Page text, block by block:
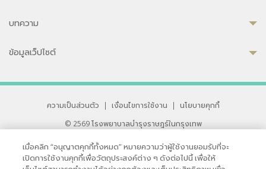
บทความ
ข้อมูลเว็ปไซต์
ความเป็นส่วนตัว | เงื่อนไขการใช้งาน |
นโยบายคุกกี้
© 2569 โรงพยาบาลบำรุงราษฎร์ในกรุงเทพ
33 สุขุมวิท ซอย 3 เขตวัฒนา กรุงเทพ 10110 ประเทศไทย
หากท่านมีข้อคิดเห็นหรือปัญหาในการใช้เว็บไซต์ของเรา
เมื่อคลิก “อนุญาตคุกกี้ทั้งหมด” หมายความว่าผู้ใช้งานยอมรับที่จะ
เปิดการใช้งานคุกกี้เพื่อวัตถุประสงค์ต่าง ๆ ดังต่อไปนี้ เพื่อให้